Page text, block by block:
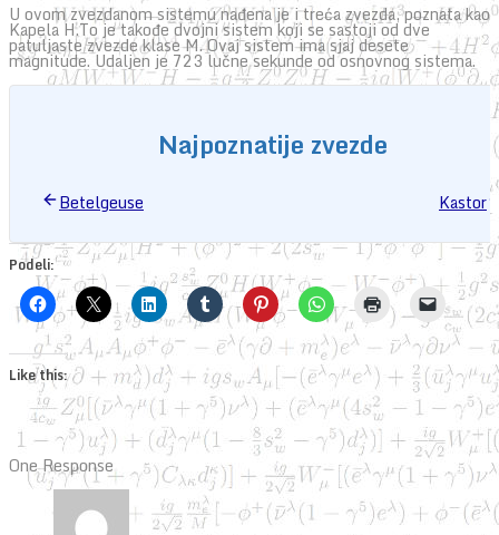
U ovom zvezdanom sistemu nađena je i treća zvezda, poznata kao
Kapela H.To je takođe dvojni sistem koji se sastoji od dve
patuljaste zvezde klase M. Ovaj sistem ima sjaj desete
magnitude. Udaljen je 723 lučne sekunde od osnovnog sistema.
Najpoznatije zvezde
Betelgeuse Kastor
Podeli:
Like this:
One Response